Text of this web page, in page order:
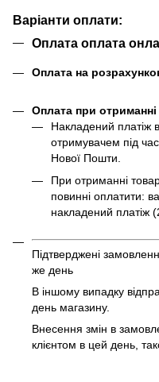
Варіанти оплати:
Оплата оплата
Оплата на
Оплата при
Накладений платіж
отримувачем під
Нової Пошти.
При отриманні
повинні оплатити:
накладений платіж
Підтверджені
же день
В іншому випадку
день магазину.
Внесення змін в
клієнтом в цей день,